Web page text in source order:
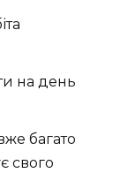
на день
багато
свого